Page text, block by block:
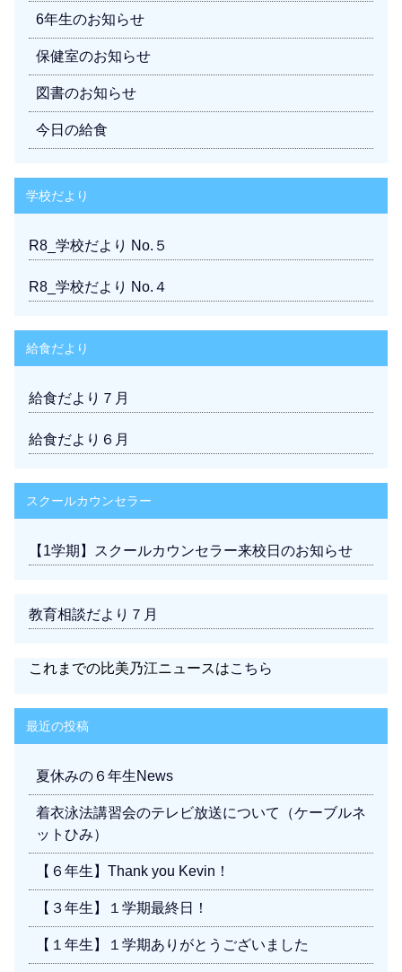
6年生のお知らせ
保健室のお知らせ
図書のお知らせ
今日の給食
学校だより
R8_学校だより No.５
R8_学校だより No.４
給食だより
給食だより７月
給食だより６月
スクールカウンセラー
【1学期】スクールカウンセラー来校日のお知らせ
教育相談だより７月
これまでの比美乃江ニュースはこちら
最近の投稿
夏休みの６年生News
着衣泳法講習会のテレビ放送について（ケーブルネ
ットひみ）
【６年生】Thank you Kevin！
【３年生】１学期最終日！
【１年生】１学期ありがとうございました